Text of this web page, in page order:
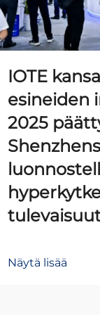
IOTE
esineiden
2025
Näytä lisää